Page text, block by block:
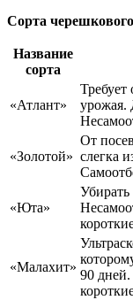
Сорта
Название
сорта
«Атлант»
Требует
урожая.
«Золотой»
От
слегка
«Юта»
«Малахит»
90